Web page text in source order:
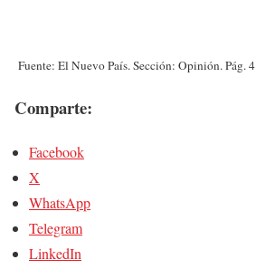
Fuente: El Nuevo País. Sección: Opinión. Pág. 4
Comparte:
Facebook
X
WhatsApp
Telegram
LinkedIn